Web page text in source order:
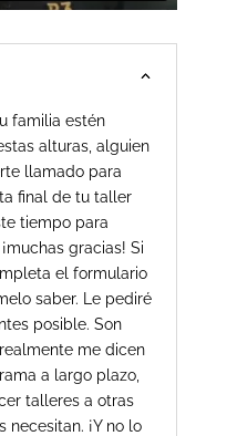
familia estén
alturas, alguien
llamado para
final de tu taller
tiempo para
gracias! Si
el formulario
saber. Le pediré
posible. Son
me dicen
a largo plazo,
talleres a otras
necesitan. ¡Y no lo